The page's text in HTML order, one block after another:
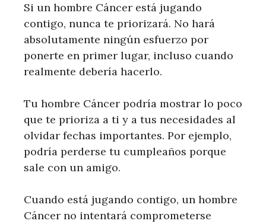
Si un hombre Cáncer está jugando
contigo, nunca te priorizará. No hará
absolutamente ningún esfuerzo por
ponerte en primer lugar, incluso cuando
realmente debería hacerlo.
Tu hombre Cáncer podría mostrar lo poco
que te prioriza a ti y a tus necesidades al
olvidar fechas importantes. Por ejemplo,
podría perderse tu cumpleaños porque
sale con un amigo.
Cuando está jugando contigo, un hombre
Cáncer no intentará comprometerse